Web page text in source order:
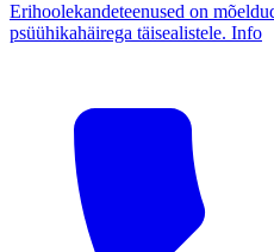
Erihoolekandeteenused on
psüühikahäirega täisealistele. Info